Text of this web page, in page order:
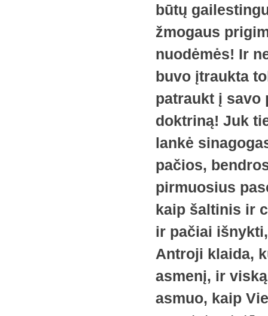
būtų
žmogaus
nuodėmės! Ir
buvo įtraukta
patraukt į savo
doktriną! Juk
lankė
pačios,
pirmuosius
kaip šaltinis ir
ir pačiai
Antroji klaida,
asmenį, ir
asmuo, kaip